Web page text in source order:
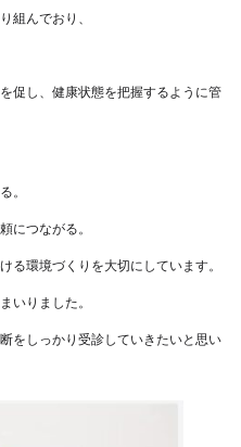
組んでおり、
促し、健康状態を把握するように管
。
につながる。
る環境づくりを大切にしています。
いりました。
をしっかり受診していきたいと思い